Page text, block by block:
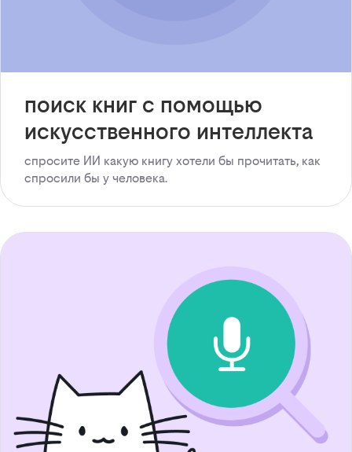
поиск книг с помощью
искусственного интеллекта
спросите ИИ какую книгу хотели бы прочитать, как
спросили бы у человека.